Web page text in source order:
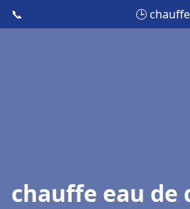
📞 🕒
chauffe eau de